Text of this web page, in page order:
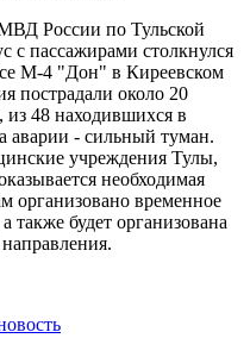
России по Тульской
с пассажирами столкнулся
М-4 "Дон" в Киреевском
пострадали около 20
из 48 находившихся в
аварии - сильный туман.
учреждения Тулы,
необходимая
организовано временное
также будет организована